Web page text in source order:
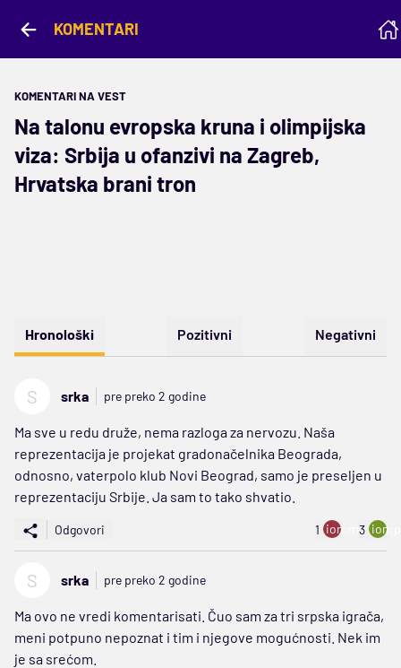
KOMENTARI
KOMENTARI NA VEST
Na talonu evropska kruna i olimpijska
viza: Srbija u ofanzivi na Zagreb,
Hrvatska brani tron
Hronološki Pozitivni Negativni
S srka pre preko 2 godine
Ma sve u redu druže, nema razloga za nervozu. Naša
reprezentacija je projekat gradonačelnika Beograda,
odnosno, vaterpolo klub Novi Beograd, samo je preseljen u
reprezentaciju Srbije. Ja sam to tako shvatio.
Odgovori 1 ion:minus
3
S srka pre preko 2 godine
Ma ovo ne vredi komentarisati. Čuo sam za tri srpska igrača,
meni potpuno nepoznat i tim i njegove mogućnosti. Nek im
je sa srećom.